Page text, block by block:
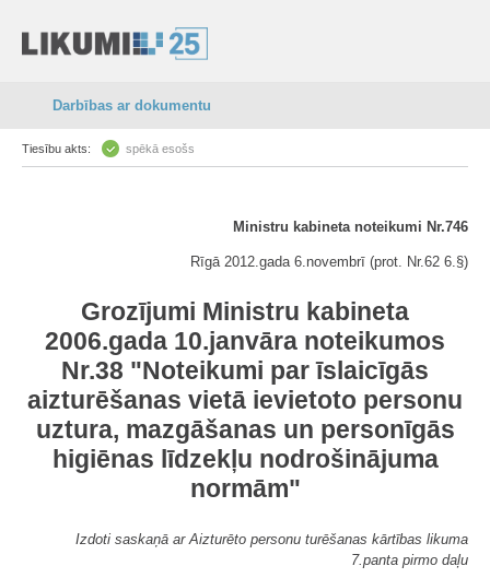
Darbības ar dokumentu
Tiesību akts: spēkā esošs
Ministru kabineta noteikumi Nr.746
Rīgā 2012.gada 6.novembrī (prot. Nr.62 6.§)
Grozījumi Ministru kabineta
2006.gada 10.janvāra noteikumos
Nr.38 "Noteikumi par īslaicīgās
aizturēšanas vietā ievietoto personu
uztura, mazgāšanas un personīgās
higiēnas līdzekļu nodrošinājuma
normām"
Izdoti saskaņā ar Aizturēto personu turēšanas kārtības likuma
7.panta pirmo daļu